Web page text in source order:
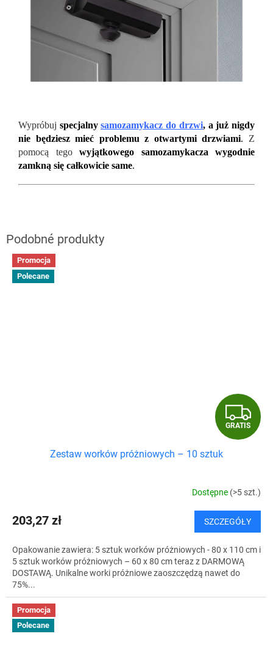
Wypróbuj specjalny samozamykacz do drzwi, a już nigdy
nie będziesz mieć problemu z otwartymi drzwiami. Z
pomocą tego wyjątkowego samozamykacza wygodnie
zamkną się całkowicie same.
Promocja
Polecane
G
R
T
I
S
GRATIS
Zestaw worków próżniowych – 10 sztuk
Dostępne (>5 szt.)
203,27 zł SZCZEGÓŁY
Opakowanie zawiera: 5 sztuk worków próżniowych - 80 x 110 cm i
5 sztuk worków próżniowych – 60 x 80 cm teraz z DARMOWĄ
DOSTAWĄ. Unikalne worki próżniowe zaoszczędzą nawet do
75%...
Promocja
Polecane